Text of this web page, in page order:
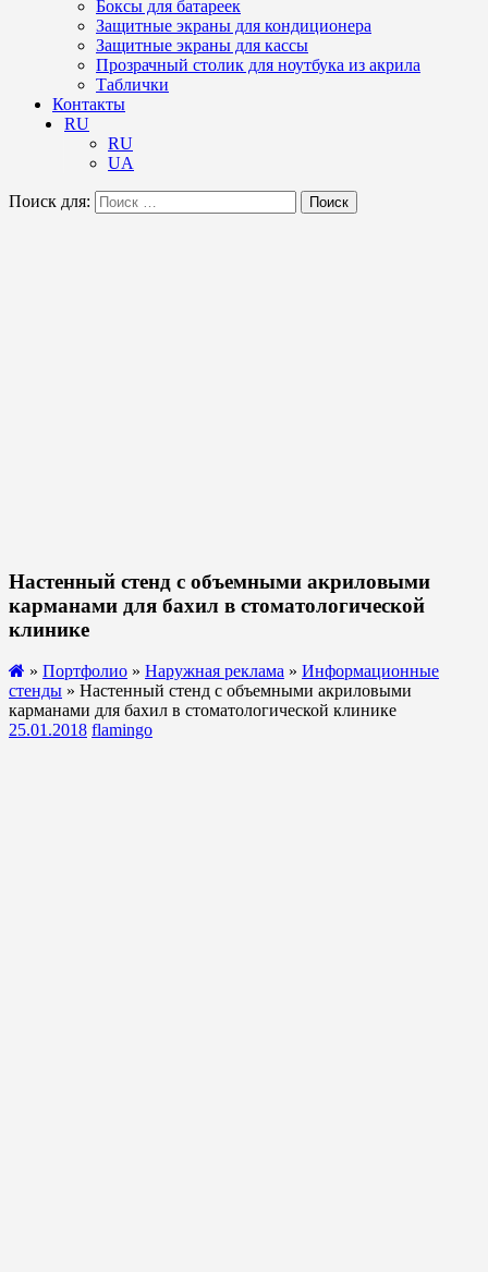
Боксы для батареек
Защитные экраны для кондиционера
Защитные экраны для кассы
Прозрачный столик для ноутбука из акрила
Таблички
Контакты
RU
RU
UA
Поиск для: Поиск
Настенный стенд с объемными акриловыми
карманами для бахил в стоматологической
клинике
» Портфолио » Наружная реклама » Информационные
стенды » Настенный стенд с объемными акриловыми
карманами для бахил в стоматологической клинике
25.01.2018 flamingo